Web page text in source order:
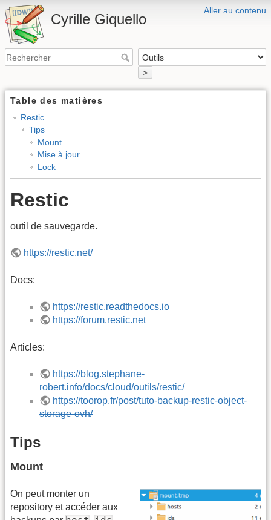
Aller au contenu
Cyrille Giquello
>
Table des matières
Restic
Tips
Mount
Mise à jour
Lock
Restic
outil de sauvegarde.
https://restic.net/
Docs:
https://restic.readthedocs.io
https://forum.restic.net
Articles:
https://blog.stephane-
robert.info/docs/cloud/outils/restic/
https://toorop.fr/post/tuto-backup-restic-object-
storage-ovh/
Tips
Mount
On peut monter un
repository et accéder aux